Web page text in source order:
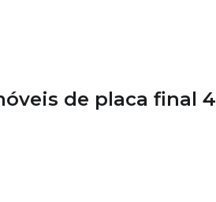
de placa final 4